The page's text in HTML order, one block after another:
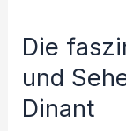
Die
und
Dinant